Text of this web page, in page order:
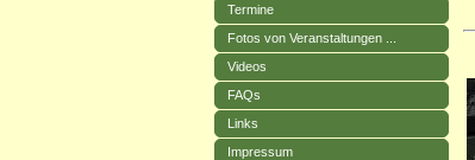
Termine
Fotos von Veranstaltungen ...
Videos
FAQs
Links
Impressum